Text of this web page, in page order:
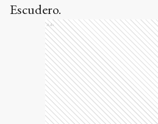
Escudero.
Ads